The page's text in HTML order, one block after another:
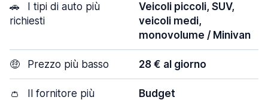
🚗
I tipi di auto più
richiesti
Veicoli piccoli, SUV,
veicoli medi,
monovolume / Minivan
🤑 Prezzo più basso 28 € al giorno
👛
Il fornitore più
Budget